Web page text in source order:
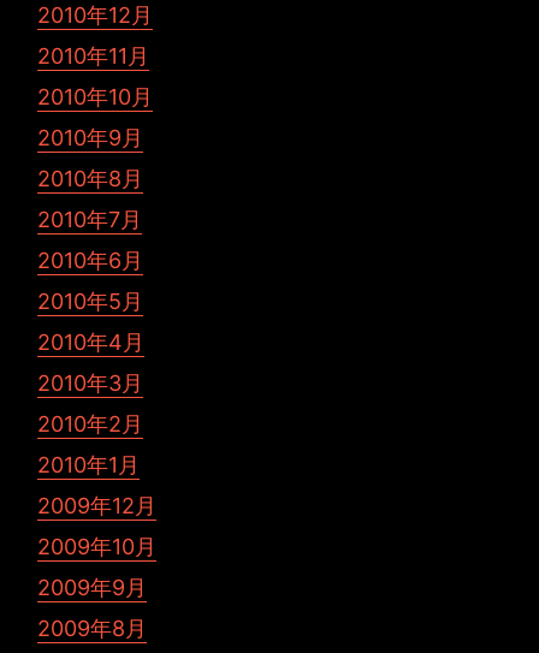
2010年12月
2010年11月
2010年10月
2010年9月
2010年8月
2010年7月
2010年6月
2010年5月
2010年4月
2010年3月
2010年2月
2010年1月
2009年12月
2009年10月
2009年9月
2009年8月